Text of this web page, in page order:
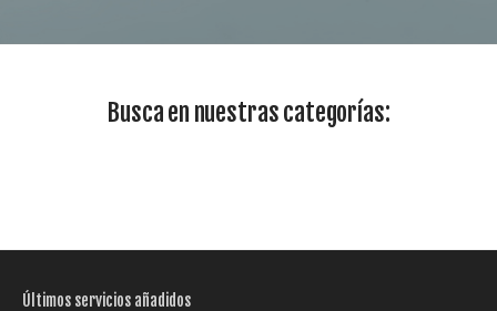
Busca en nuestras categorías:
Últimos servicios añadidos